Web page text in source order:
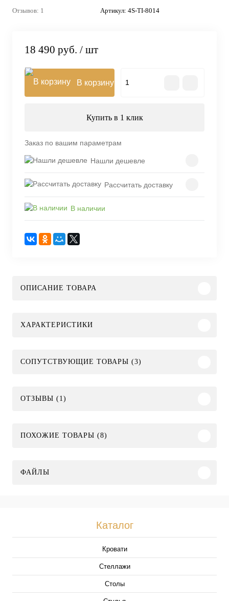
Отзывов: 1 Артикул: 4S-TI-8014
18 490 руб. / шт
В корзину
Купить в 1 клик
Заказ по вашим параметрам
Нашли дешевле
Рассчитать доставку
В наличии
ОПИСАНИЕ ТОВАРА
ХАРАКТЕРИСТИКИ
СОПУТСТВУЮЩИЕ ТОВАРЫ (3)
ОТЗЫВЫ (1)
ПОХОЖИЕ ТОВАРЫ (8)
ФАЙЛЫ
Каталог
Кровати
Стеллажи
Столы